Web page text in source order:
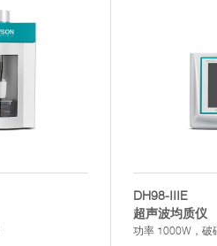
DH98-IIIE
超声波均质仪
功率 1000W，破